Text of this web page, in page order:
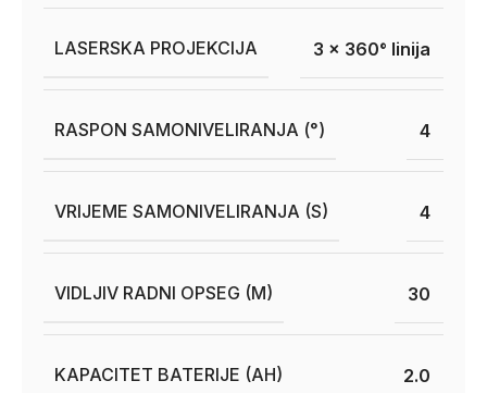
LASERSKA PROJEKCIJA 3 x 360° linija
RASPON SAMONIVELIRANJA (°) 4
VRIJEME SAMONIVELIRANJA (S) 4
VIDLJIV RADNI OPSEG (M) 30
KAPACITET BATERIJE (AH) 2.0